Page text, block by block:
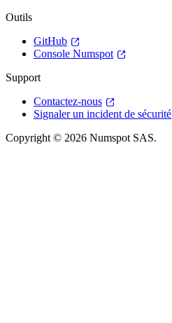
Outils
GitHub
Console Numspot
Support
Contactez-nous
Signaler un incident de sécurité
Copyright © 2026 Numspot SAS.